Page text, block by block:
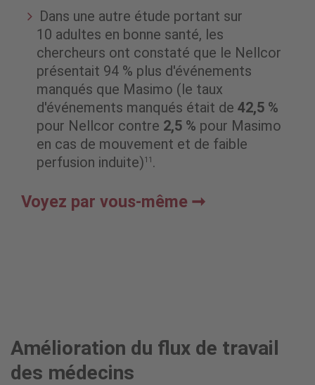
Dans une autre étude portant sur
10 adultes en bonne santé, les
chercheurs ont constaté que le Nellcor
présentait 94 % plus d'événements
manqués que Masimo (le taux
d'événements manqués était de 42,5 %
pour Nellcor contre 2,5 % pour Masimo
en cas de mouvement et de faible
perfusion induite)11 .
Voyez par vous-même
Amélioration du flux de travail
des médecins